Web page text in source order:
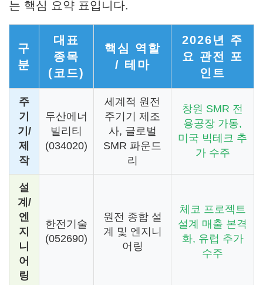
는 핵심 요약 표입니다.
구
분
대표
종목
(코드)
핵심 역할
/ 테마
2026년 주
요 관전 포
인트
주
기
기/
제
작
두산에너
빌리티
(034020)
세계적 원전
주기기 제조
사, 글로벌
SMR 파운드
리
창원 SMR 전
용공장 가동,
미국 빅테크 추
가 수주
설
계/
엔
지
니
어
링
한전기술
(052690)
원전 종합 설
계 및 엔지니
어링
체코 프로젝트
설계 매출 본격
화, 유럽 추가
수주